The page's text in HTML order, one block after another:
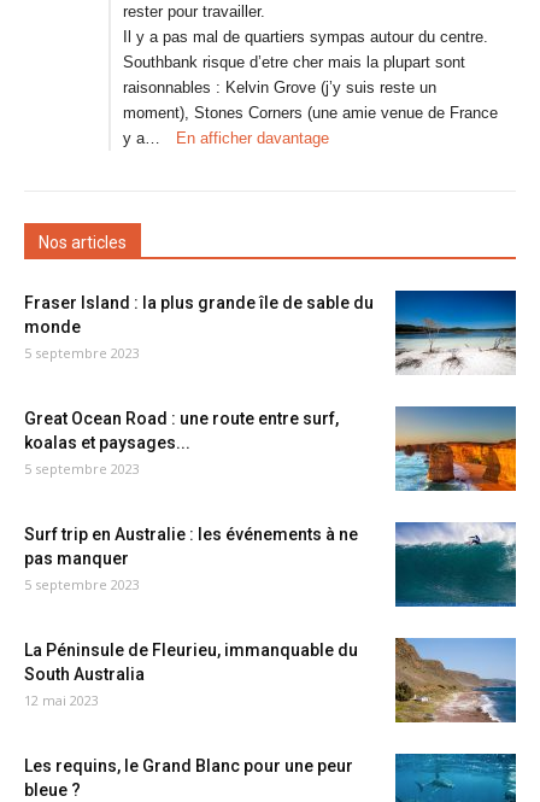
rester pour travailler.
Il y a pas mal de quartiers sympas autour du centre.
Southbank risque d’etre cher mais la plupart sont
raisonnables : Kelvin Grove (j’y suis reste un
moment), Stones Corners (une amie venue de France
y a…
En afficher davantage
Nos articles
Fraser Island : la plus grande île de sable du
monde
5 septembre 2023
Great Ocean Road : une route entre surf,
koalas et paysages...
5 septembre 2023
Surf trip en Australie : les événements à ne
pas manquer
5 septembre 2023
La Péninsule de Fleurieu, immanquable du
South Australia
12 mai 2023
Les requins, le Grand Blanc pour une peur
bleue ?